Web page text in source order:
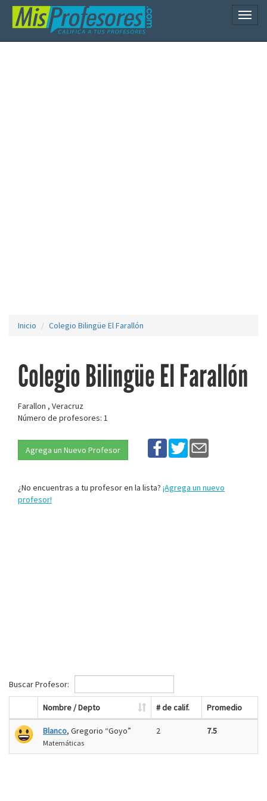
Inicio Colegio Bilingüe El Farallón
Colegio Bilingüe El Farallón
Farallon , Veracruz
Número de profesores: 1
Agrega un Nuevo Profesor
¿No encuentras a tu profesor en la lista? ¡Agrega un nuevo
profesor!
Buscar Profesor:
Nombre / Depto # de calif. Promedio
Blanco, Gregorio “Goyo”
Matemáticas
2 7.5